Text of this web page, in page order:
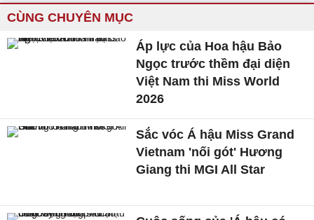
CÙNG CHUYÊN MỤC
Áp lực của Hoa hậu Bảo
Ngọc trước thềm đại diện
Việt Nam thi Miss World
2026
Sắc vóc Á hậu Miss Grand
Vietnam 'nối gót' Hương
Giang thi MGI All Star